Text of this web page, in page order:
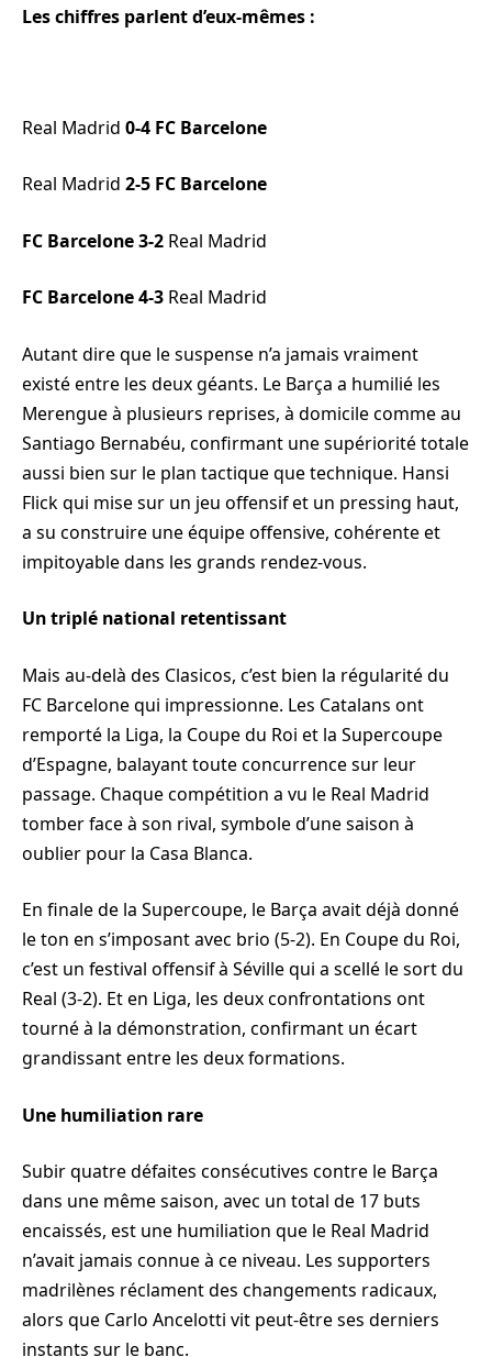
Les chiffres parlent d’eux-mêmes :
Real Madrid 0-4 FC Barcelone
Real Madrid 2-5 FC Barcelone
FC Barcelone 3-2 Real Madrid
FC Barcelone 4-3 Real Madrid
Autant dire que le suspense n’a jamais vraiment
existé entre les deux géants. Le Barça a humilié les
Merengue à plusieurs reprises, à domicile comme au
Santiago Bernabéu, confirmant une supériorité totale
aussi bien sur le plan tactique que technique. Hansi
Flick qui mise sur un jeu offensif et un pressing haut,
a su construire une équipe offensive, cohérente et
impitoyable dans les grands rendez-vous.
Un triplé national retentissant
Mais au-delà des Clasicos, c’est bien la régularité du
FC Barcelone qui impressionne. Les Catalans ont
remporté la Liga, la Coupe du Roi et la Supercoupe
d’Espagne, balayant toute concurrence sur leur
passage. Chaque compétition a vu le Real Madrid
tomber face à son rival, symbole d’une saison à
oublier pour la Casa Blanca.
En finale de la Supercoupe, le Barça avait déjà donné
le ton en s’imposant avec brio (5-2). En Coupe du Roi,
c’est un festival offensif à Séville qui a scellé le sort du
Real (3-2). Et en Liga, les deux confrontations ont
tourné à la démonstration, confirmant un écart
grandissant entre les deux formations.
Une humiliation rare
Subir quatre défaites consécutives contre le Barça
dans une même saison, avec un total de 17 buts
encaissés, est une humiliation que le Real Madrid
n’avait jamais connue à ce niveau. Les supporters
madrilènes réclament des changements radicaux,
alors que Carlo Ancelotti vit peut-être ses derniers
instants sur le banc.